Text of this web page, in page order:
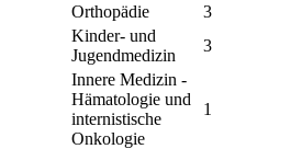
Orthopädie
3
Kinder- und
Jugendmedizin
3
Innere Medizin -
Hämatologie und
internistische
Onkologie
1